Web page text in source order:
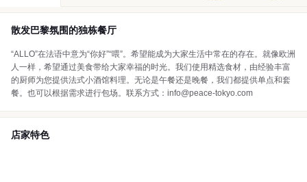
散发巴黎氛围的独栋餐厅
“ALLO”在法语中意为“你好”“喂”。希望能成为大家生活中常在的存在。就像欧洲
人一样，希望通过美食带给大家幸福的时光。我们使用精选食材，由经验丰富
的厨师为您提供法式小酒馆料理。无论是午餐还是晚餐，我们都提供单点和套
餐。也可以根据需求进行包场。联系方式：info@peace-tokyo.com
店家特色